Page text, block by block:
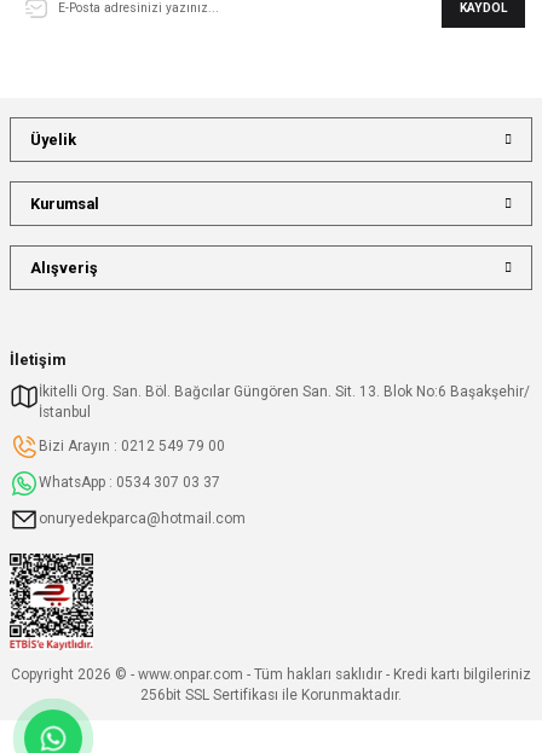
KAYDOL
İletişim
İkitelli Org. San. Böl. Bağcılar Güngören San. Sit. 13. Blok No:6 Başakşehir/
İstanbul
Bizi Arayın : 0212 549 79 00
WhatsApp : 0534 307 03 37
onuryedekparca@hotmail.com
Üyelik
Kurumsal
Alışveriş
Copyright 2026 © - www.onpar.com - Tüm hakları saklıdır - Kredi kartı bilgileriniz
256bit SSL Sertifikası ile Korunmaktadır.